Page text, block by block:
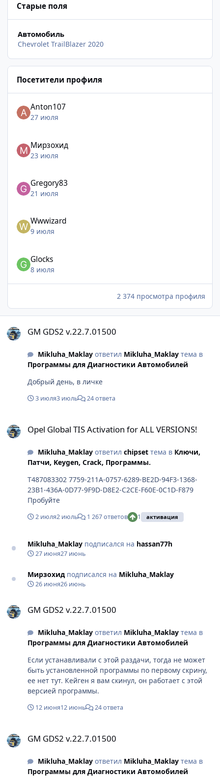
Старые поля
Автомобиль
Chevrolet TrailBlazer 2020
Посетители профиля
Anton107
27 июля
Мирзохид
23 июля
Gregory83
21 июля
Wwwizard
9 июля
Glocks
8 июля
2 374 просмотра профиля
GM GDS2 v.22.7.01500
Mikluha_Maklayответил Mikluha_Maklayтема в
Программы для Диагностики Автомобилей
Добрый день, в личке
3 июля3 июль 24 ответа
Opel Global TIS Activation for ALL VERSIONS!
Mikluha_Maklayответил chipsetтема в Ключи,
Патчи, Keygen, Crack, Программы.
T487083302 7759-211A-0757-6289-BE2D-94F3-1368-
23B1-436A-0D77-9F9D-D8E2-C2CE-F60E-0C1D-F879
Пробуйте
2 июля2 июль 1 267 ответов 1 активация
Mikluha_Maklay подписался на hassan77h
27 июня27 июнь
Мирзохидподписался на Mikluha_Maklay
26 июня26 июнь
GM GDS2 v.22.7.01500
Mikluha_Maklayответил Mikluha_Maklayтема в
Программы для Диагностики Автомобилей
Если устанавливали с этой раздачи, тогда не может
быть установленной программы по первому скрину,
ее нет тут. Кейген я вам скинул, он работает с этой
версией программы.
12 июня12 июнь 24 ответа
GM GDS2 v.22.7.01500
Mikluha_Maklayответил Mikluha_Maklayтема в
Программы для Диагностики Автомобилей